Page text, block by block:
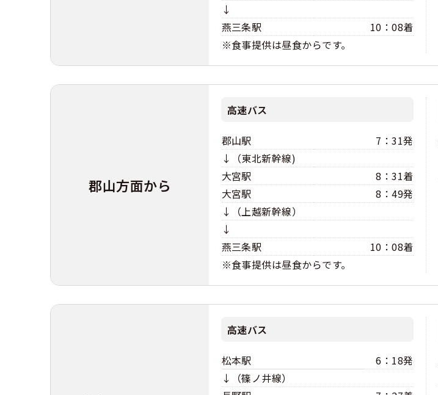
↓
燕三条駅
10：08着
※食事提供は昼食からです。
郡山方面から
高速バス
郡山駅
7：31発
↓（東北新幹線)
大宮駅
8：31着
大宮駅
8：49発
↓（上越新幹線）
↓
燕三条駅
10：08着
※食事提供は昼食からです。
高速バス
松本駅
6：18発
↓（篠ノ井線）